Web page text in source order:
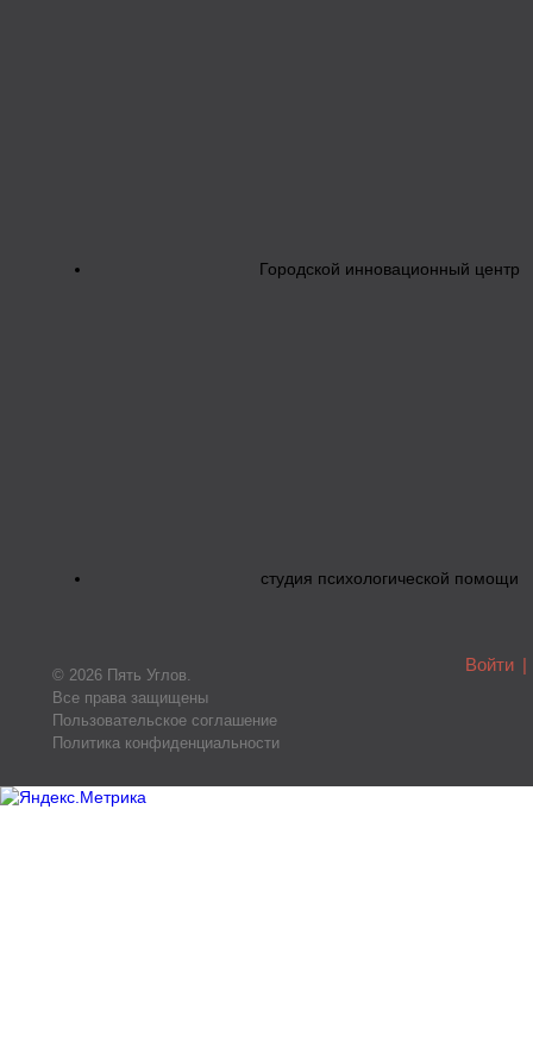
Городской инновационный центр
студия психологической помощи
© 2026 Пять Углов.
Все права защищены
Пользовательское соглашение
Политика конфиденциальности
Войти